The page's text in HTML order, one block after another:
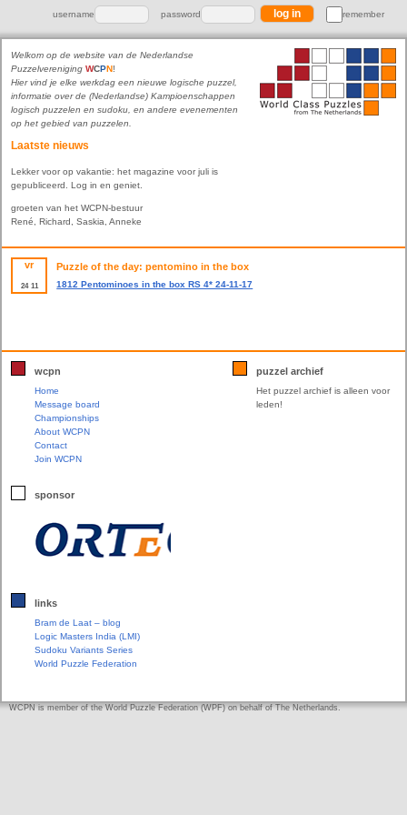
username password remember
Welkom op de website van de Nederlandse
Puzzelvereniging WCPN!
Hier vind je elke werkdag een nieuwe logische puzzel,
informatie over de (Nederlandse) Kampioenschappen
logisch puzzelen en sudoku, en andere evenementen
op het gebied van puzzelen.
Laatste nieuws
Lekker voor op vakantie: het magazine voor juli is
gepubliceerd. Log in en geniet.
groeten van het WCPN-bestuur
René, Richard, Saskia, Anneke
vr
24 11
Puzzle of the day: pentomino in the box
1812 Pentominoes in the box RS 4* 24-11-17
wcpn
Home
Message board
Championships
About WCPN
Contact
Join WCPN
sponsor
links
Bram de Laat – blog
Logic Masters India (LMI)
Sudoku Variants Series
World Puzzle Federation
puzzel archief
Het puzzel archief is alleen voor
leden!
WCPN is member of the World Puzzle Federation (WPF) on behalf of The Netherlands.